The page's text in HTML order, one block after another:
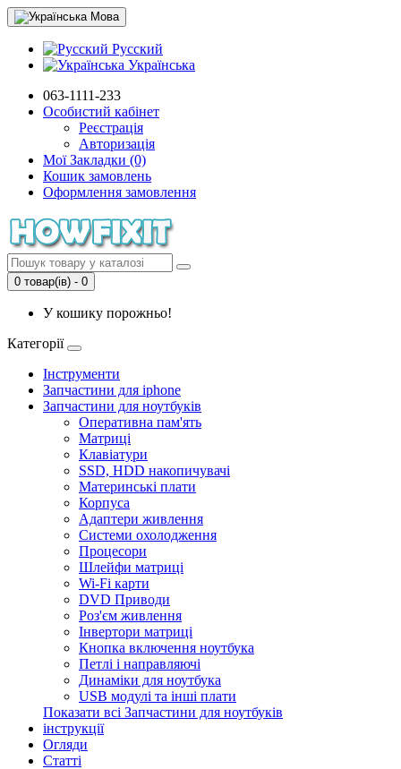
Мова
Русский
Українська
063-1111-233
Особистий кабінет
Реєстрація
Авторизація
Мої Закладки (0)
Кошик замовлень
Оформлення замовлення
0 товар(ів) - 0
У кошику порожньо!
Категорії
Інструменти
Запчастини для iphone
Запчастини для ноутбуків
Оперативна пам'ять
Матриці
Клавіатури
SSD, HDD накопичувачі
Материнські плати
Корпуса
Адаптери живлення
Системи охолодження
Процесори
Шлейфи матриці
Wi-Fi карти
DVD Приводи
Роз'єм живлення
Інвертори матриці
Кнопка включення ноутбука
Петлі і направляючі
Динаміки для ноутбука
USB модулі та інші плати
Показати всі Запчастини для ноутбуків
інструкції
Огляди
Статті